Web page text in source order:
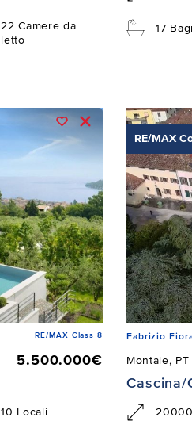
22 Camere da
letto
17
RE/MAX Class 8
5.500.000€
10 Locali
RE/MAX
Fabrizio
Montale, PT
Cascina/